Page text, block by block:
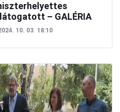
– GALÉRIA
10. 03. 18:10